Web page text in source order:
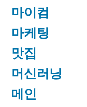
마이컴
마케팅
맛집
머신러닝
메인